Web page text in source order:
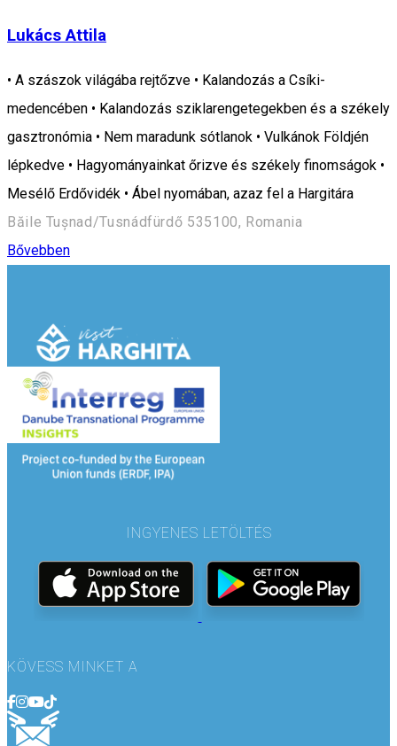
Lukács Attila
• A szászok világába rejtőzve • Kalandozás a Csíki-
medencében • Kalandozás sziklarengetegekben és a székely
gasztronómia • Nem maradunk sótlanok • Vulkánok Földjén
lépkedve • Hagyományainkat őrizve és székely finomságok •
Mesélő Erdővidék • Ábel nyomában, azaz fel a Hargitára
Băile Tușnad/Tusnádfürdő 535100, Romania
Bővebben
INGYENES LETÖLTÉS
KÖVESS MINKET A